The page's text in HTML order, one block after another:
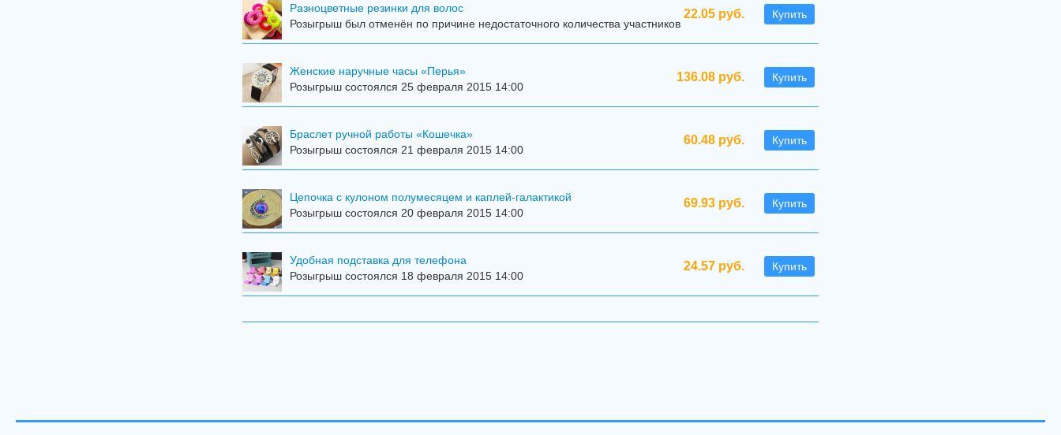
22.05 руб. Купить
Разноцветные резинки для волос
Розыгрыш был отменён по причине недостаточного количества участников
136.08 руб. Купить
Женские наручные часы «Перья»
Розыгрыш состоялся 25 февраля 2015 14:00
60.48 руб. Купить
Браслет ручной работы «Кошечка»
Розыгрыш состоялся 21 февраля 2015 14:00
69.93 руб. Купить
Цепочка с кулоном полумесяцем и каплей-галактикой
Розыгрыш состоялся 20 февраля 2015 14:00
24.57 руб. Купить
Удобная подставка для телефона
Розыгрыш состоялся 18 февраля 2015 14:00